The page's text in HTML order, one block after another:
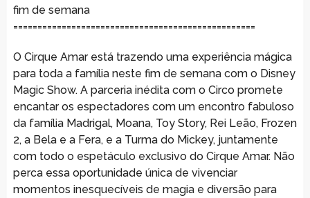
fim de semana
==================================================
O Cirque Amar está trazendo uma experiência mágica
para toda a família neste fim de semana com o Disney
Magic Show. A parceria inédita com o Circo promete
encantar os espectadores com um encontro fabuloso
da família Madrigal, Moana, Toy Story, Rei Leão, Frozen
2, a Bela e a Fera, e a Turma do Mickey, juntamente
com todo o espetáculo exclusivo do Cirque Amar. Não
perca essa oportunidade única de vivenciar
momentos inesquecíveis de magia e diversão para